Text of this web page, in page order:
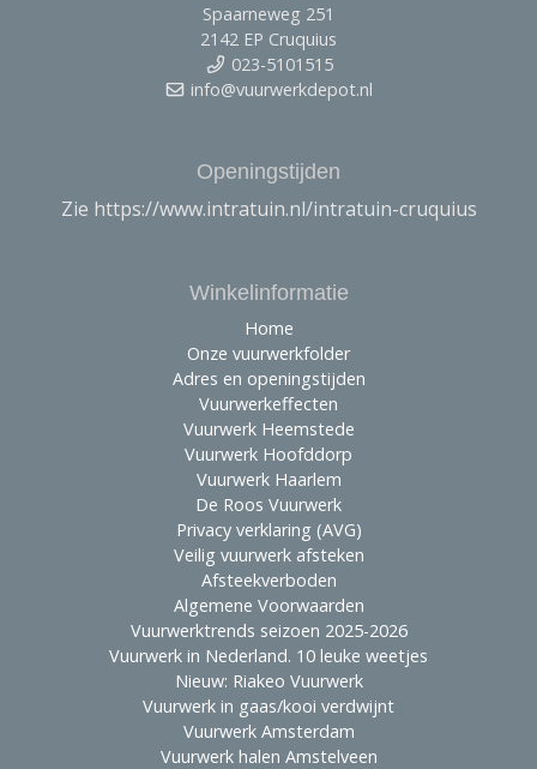
Spaarneweg 251
2142 EP Cruquius
023-5101515
info@vuurwerkdepot.nl
Openingstijden
Zie https://www.intratuin.nl/intratuin-cruquius
Winkelinformatie
Home
Onze vuurwerkfolder
Adres en openingstijden
Vuurwerkeffecten
Vuurwerk Heemstede
Vuurwerk Hoofddorp
Vuurwerk Haarlem
De Roos Vuurwerk
Privacy verklaring (AVG)
Veilig vuurwerk afsteken
Afsteekverboden
Algemene Voorwaarden
Vuurwerktrends seizoen 2025-2026
Vuurwerk in Nederland. 10 leuke weetjes
Nieuw: Riakeo Vuurwerk
Vuurwerk in gaas/kooi verdwijnt
Vuurwerk Amsterdam
Vuurwerk halen Amstelveen